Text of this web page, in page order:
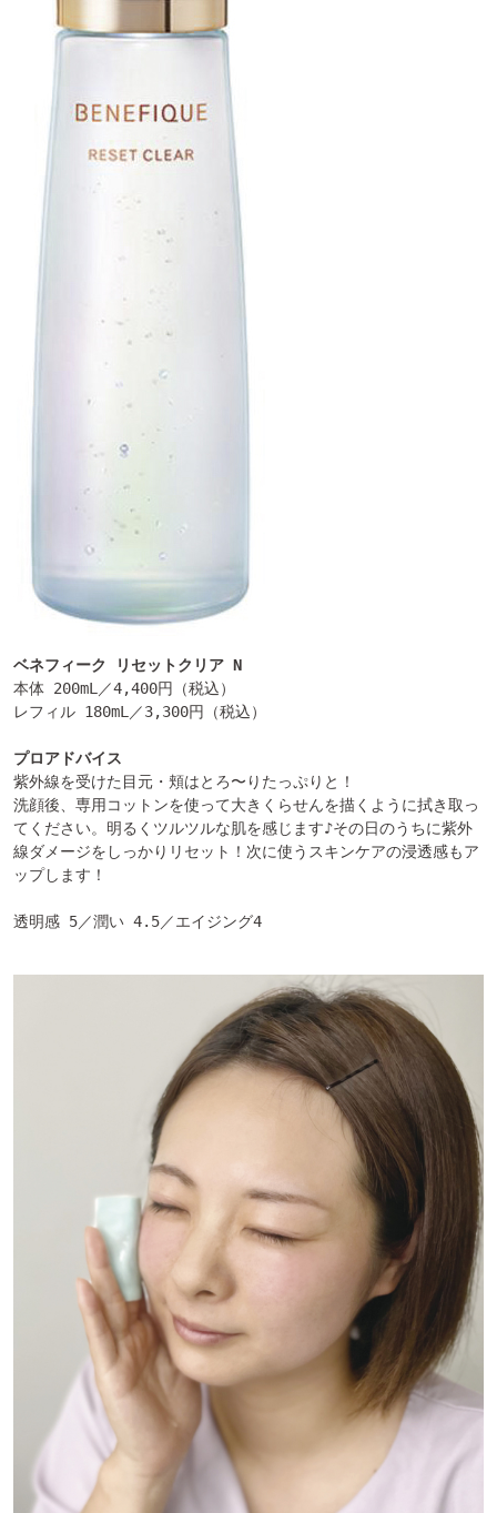
ベネフィーク リセットクリア N
本体 200mL／4,400円（税込）
レフィル 180mL／3,300円（税込）
プロアドバイス
紫外線を受けた目元・頬はとろ〜りたっぷりと！
洗顔後、専用コットンを使って大きくらせんを描くように拭き取っ
てください。明るくツルツルな肌を感じます♪その日のうちに紫外
線ダメージをしっかりリセット！次に使うスキンケアの浸透感もア
ップします！
透明感 5／潤い 4.5／エイジング4